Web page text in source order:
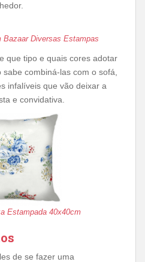
Bazaar Diversas Estampas
que tipo e quais cores adotar
combiná-las com o sofá,
infalíveis que vão deixar a
e convidativa.
Estampada 40x40cm
de se fazer uma